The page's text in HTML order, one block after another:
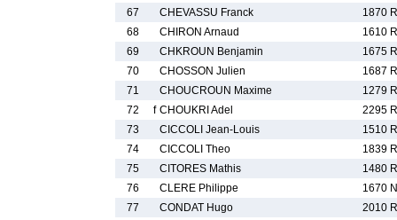
67
CHEVASSU Franck
1870 R
68
CHIRON Arnaud
1610 R
69
CHKROUN Benjamin
1675 R
70
CHOSSON Julien
1687 R
71
CHOUCROUN Maxime
1279 R
72
f CHOUKRI Adel
2295 R
73
CICCOLI Jean-Louis
1510 R
74
CICCOLI Theo
1839 R
75
CITORES Mathis
1480 R
76
CLERE Philippe
1670 N
77
CONDAT Hugo
2010 R